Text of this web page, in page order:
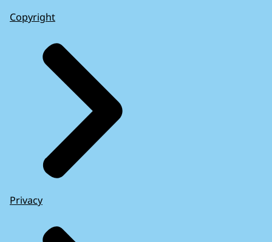
Copyright
Privacy